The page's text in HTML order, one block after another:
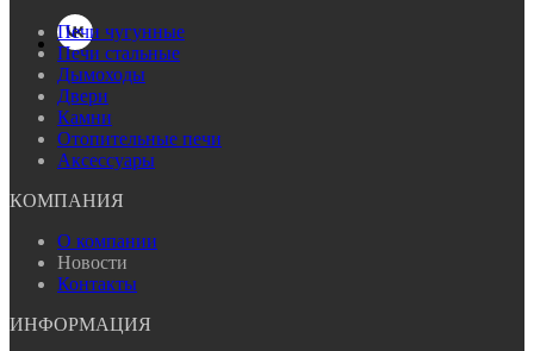
Печи чугунные
Печи стальные
Дымоходы
Двери
Камни
Отопительные печи
Аксессуары
КОМПАНИЯ
О компании
Новости
Контакты
ИНФОРМАЦИЯ